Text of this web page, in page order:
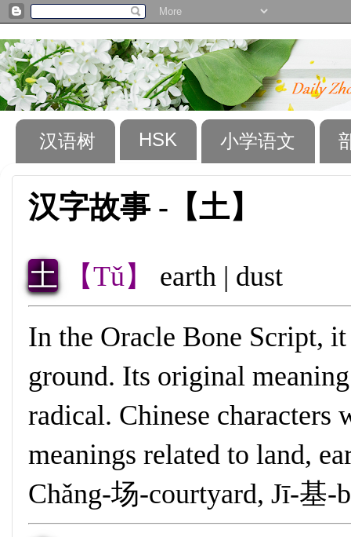
汉语树 HSK 小学语文
汉字故事 -【土】
土 【Tǔ】
earth | dust
In the Oracle Bone Script,
ground. Its original
radical. Chinese characters
meanings related to land,
Chǎng-场-courtyard, Jī-基-